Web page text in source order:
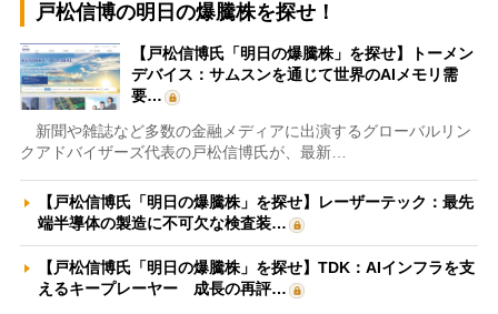
戸松信博の明日の爆騰株を探せ！
【戸松信博氏「明日の爆騰株」を探せ】トーメン
デバイス：サムスンを通じて世界のAIメモリ需
要…
新聞や雑誌など多数の金融メディアに出演するグローバルリン
クアドバイザーズ代表の戸松信博氏が、最新…
【戸松信博氏「明日の爆騰株」を探せ】レーザーテック：最先
端半導体の製造に不可欠な検査装…
【戸松信博氏「明日の爆騰株」を探せ】TDK：AIインフラを支
えるキープレーヤー 成長の再評…